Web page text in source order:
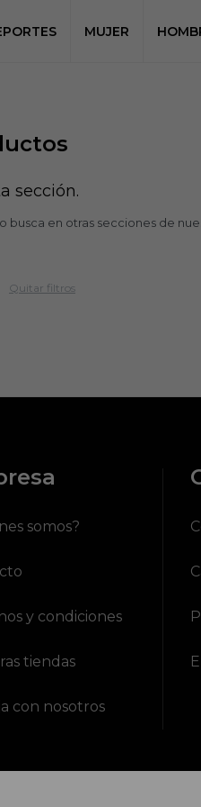
MUJER
sección.
en otras secciones de
Quitar filtros
somos?
y condiciones
tiendas
con nosotros